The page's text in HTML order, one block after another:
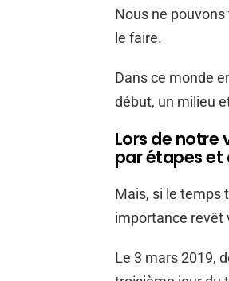
Nous ne
le faire.
Dans ce monde
début, un milieu
Lors de notre
par étapes et
Mais, si le temps
importance revêt
Le 3 mars 2019,